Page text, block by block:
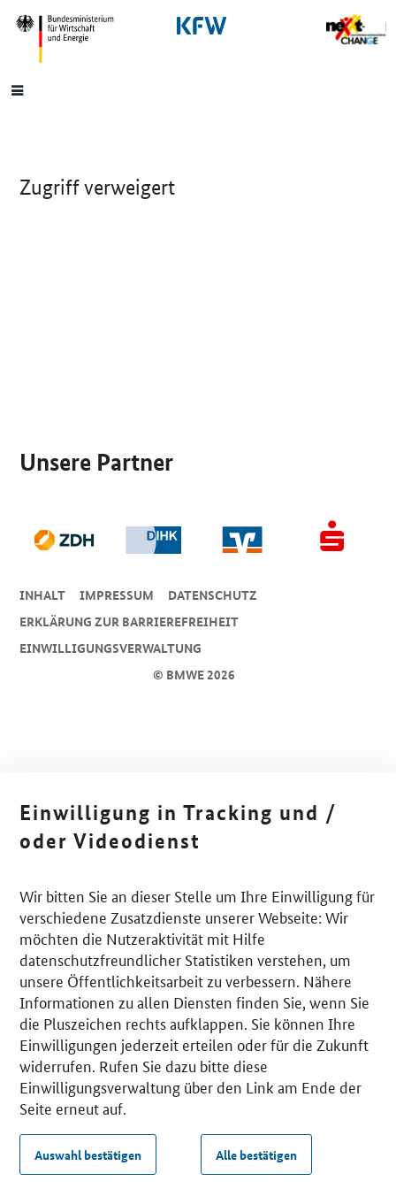
SrOnlyNavigation
Hauptmenü
Zugriff verweigert
Unsere Partner
© BMWE 2026
INHALT IMPRESSUM
DA­TEN­SCHUTZ
ERKLÄRUNG ZUR BARRIEREFREIHEIT
EINWILLIGUNGSVERWALTUNG
Einwilligung in Tracking und /
oder Videodienst
Wir bitten Sie an dieser Stelle um Ihre Einwilligung für
verschiedene Zusatzdienste unserer Webseite: Wir
möchten die Nutzeraktivität mit Hilfe
datenschutzfreundlicher Statistiken verstehen, um
unsere Öffentlichkeitsarbeit zu verbessern. Nähere
Informationen zu allen Diensten finden Sie, wenn Sie
die Pluszeichen rechts aufklappen. Sie können Ihre
Einwilligungen jederzeit erteilen oder für die Zukunft
widerrufen. Rufen Sie dazu bitte diese
Einwilligungsverwaltung über den Link am Ende der
Seite erneut auf.
Auswahl bestätigen Alle bestätigen